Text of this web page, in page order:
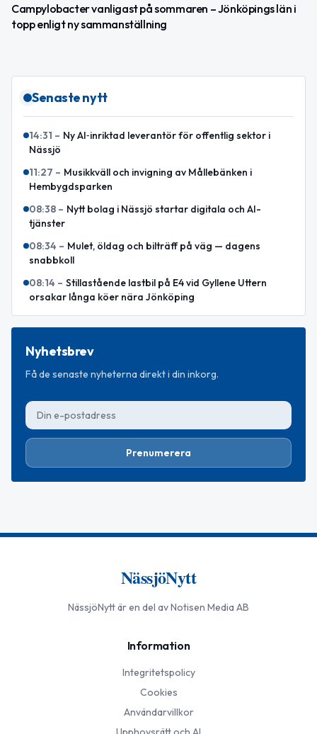
Campylobacter vanligast på sommaren – Jönköpings län i
topp enligt ny sammanställning
Senaste nytt
14:31 – Ny AI‑inriktad leverantör för offentlig sektor i
Nässjö
11:27 – Musikkväll och invigning av Mållebänken i
Hembygdsparken
08:38 – Nytt bolag i Nässjö startar digitala och AI-
tjänster
08:34 – Mulet, öldag och bilträff på väg — dagens
snabbkoll
08:14 – Stillastående lastbil på E4 vid Gyllene Uttern
orsakar långa köer nära Jönköping
Nyhetsbrev
Få de senaste nyheterna direkt i din inkorg.
Prenumerera
NässjöNytt
NässjöNyttär en del av Notisen Media AB
Information
Integritetspolicy
Cookies
Användarvillkor